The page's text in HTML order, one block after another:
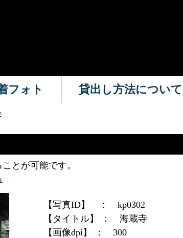
フォト 貸出し方法について
とが可能です。
【写真ID】 ： kp0302
【タイトル】 ： 海蔵寺
【画像dpi】 ： 300